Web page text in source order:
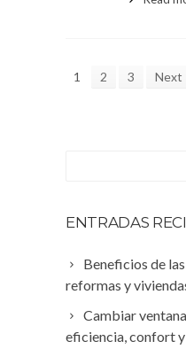
1 2 3 Next
ENTRADAS
Beneficios de
reformas y
Cambiar
eficiencia, confort